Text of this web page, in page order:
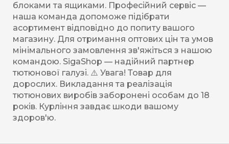
блоками та ящиками. Професійний сервіс —
наша команда допоможе підібрати
асортимент відповідно до попиту вашого
магазину. Для отримання оптових цін та умов
мінімального замовлення зв'яжіться з нашою
командою. SigaShop — надійний партнер
тютюнової галузі. ⚠️ Увага! Товар для
дорослих. Викладання та реалізація
тютюнових виробів заборонені особам до 18
років. Курління завдає шкоди вашому
здоров'ю.